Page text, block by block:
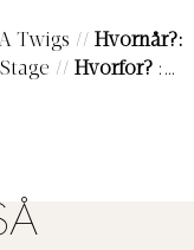
Twigs // Hvornår?:
// Hvorfor? :